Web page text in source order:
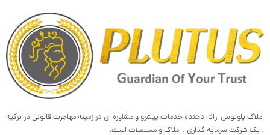
املاک پلوتوس ارائه دهنده خدمات پیشرو و مشاوره ای در زمینه مهاجرت قانونی در ترکیه
، یک شرکت سرمایه گذاری ، املاک و مستغلات است.